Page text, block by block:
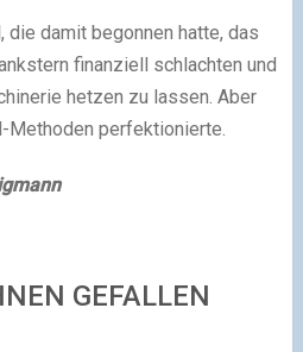
die damit begonnen hatte, das
finanziell schlachten und
hetzen zu lassen. Aber
perfektionierte.
GEFALLEN